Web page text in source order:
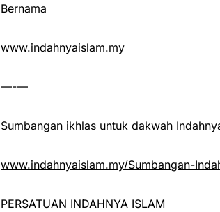
Bernama
www.indahnyaislam.my
—-—
Sumbangan ikhlas untuk dakwah
www.indahnyaislam.my/Sumbangan-
PERSATUAN INDAHNYA ISLAM